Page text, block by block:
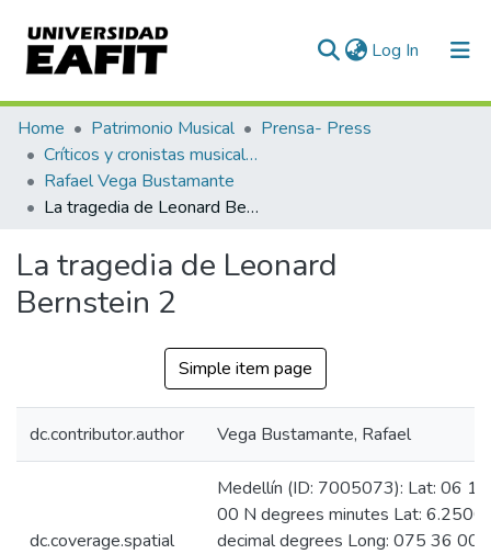
Log In (current)
Communities & Collections
All of DSpace
Statistics
Home Patrimonio Musical
Prensa- Press
Críticos y cronistas musicales
Rafael Vega Bustamante
La tragedia de Leonard Bernstein 2
La tragedia de Leonard
Bernstein 2
Simple item page
dc.contributor.author Vega Bustamante, Rafael
dc.coverage.spatial
Medellín (ID: 7005073): Lat: 06 15
00 N degrees minutes Lat: 6.2500
decimal degrees Long: 075 36 00